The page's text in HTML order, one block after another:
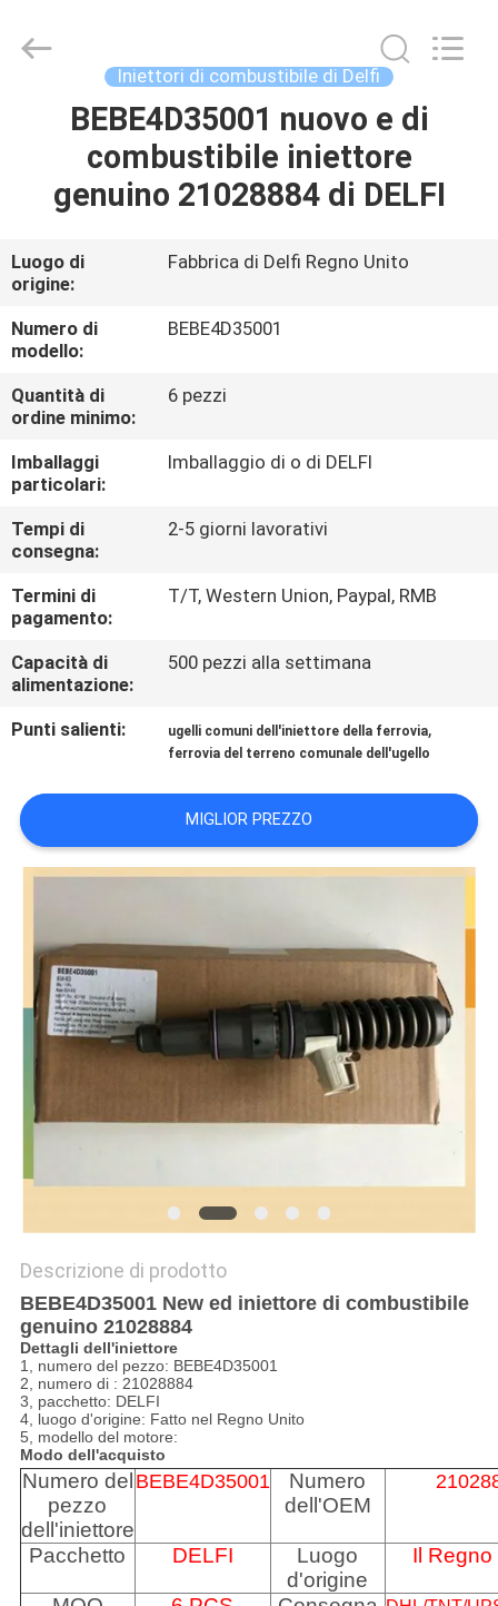
CASA
PRODOTTI
CIRCA
NOI
GIRO
DELLA
FABBRICA
CONTROLLO
DI
QUALITÀ
CONTATTICI
RICHIEDA
CITAZIONE
MAPPA
SITO
PRIVACY
POLICY
Auto
Iniettori di combustibile di Delfi
BEBE4D35001 nuovo e di
combustibile iniettore
genuino 21028884 di DELFI
Luogo di
origine:
Fabbrica di Delfi Regno Unito
Numero di
modello:
BEBE4D35001
Quantità di
ordine minimo:
6 pezzi
Imballaggi
particolari:
Imballaggio di o di DELFI
Tempi di
consegna:
2-5 giorni lavorativi
Termini di
pagamento:
T/T, Western Union, Paypal, RMB
Capacità di
alimentazione:
500 pezzi alla settimana
Punti salienti: ugelli comuni dell'iniettore della ferrovia,
ferrovia del terreno comunale dell'ugello
MIGLIOR PREZZO
Descrizione di prodotto
BEBE4D35001 New ed iniettore di combustibile
genuino 21028884
Dettagli dell'iniettore
1, numero del pezzo: BEBE4D35001
2, numero di : 21028884
3, pacchetto: DELFI
4, luogo d'origine: Fatto nel Regno Unito
5, modello del motore:
Modo dell'acquisto
Numero del
pezzo
dell'iniettore
BEBE4D35001
Numero
dell'OEM
Pacchetto DELFI
Luogo
d'origine
Il Regno